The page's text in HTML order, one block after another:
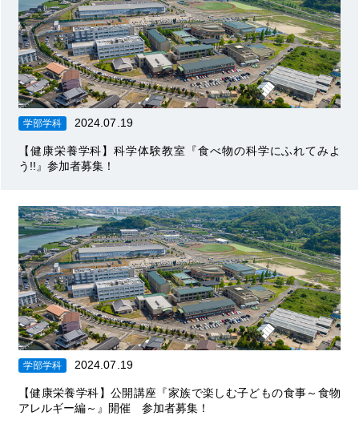
学部学科 2024.07.19
【健康栄養学科】科学体験教室『食べ物の科学にふれてみよ
う!!』参加者募集！
学部学科 2024.07.19
【健康栄養学科】公開講座『家族で楽しむ子どもの食事～食物
アレルギー編～』開催 参加者募集！